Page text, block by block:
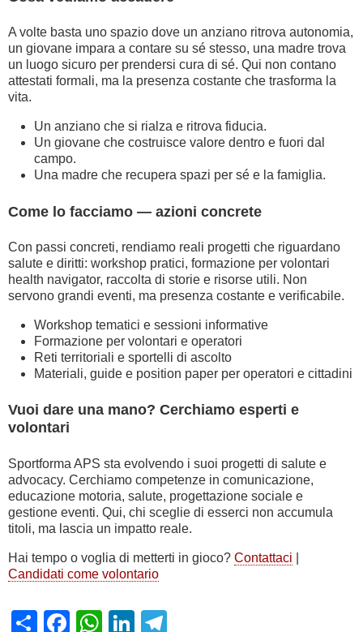
A volte basta uno spazio dove un anziano ritrova autonomia,
un giovane impara a contare su sé stesso, una madre trova
un luogo sicuro per prendersi cura di sé. Qui non contano
attestati formali, ma la presenza costante che trasforma la
vita.
Un anziano che si rialza e ritrova fiducia.
Un giovane che costruisce valore dentro e fuori dal
campo.
Una madre che recupera spazi per sé e la famiglia.
Come lo facciamo — azioni concrete
Con passi concreti, rendiamo reali progetti che riguardano
salute e diritti: workshop pratici, formazione per volontari
health navigator, raccolta di storie e risorse utili. Non
servono grandi eventi, ma presenza costante e verificabile.
Workshop tematici e sessioni informative
Formazione per volontari e operatori
Reti territoriali e sportelli di ascolto
Materiali, guide e position paper per operatori e cittadini
Vuoi dare una mano? Cerchiamo esperti e
volontari
Sportforma APS sta evolvendo i suoi progetti di salute e
advocacy. Cerchiamo competenze in comunicazione,
educazione motoria, salute, progettazione sociale e
gestione eventi. Qui, chi sceglie di esserci non accumula
titoli, ma lascia un impatto reale.
Hai tempo o voglia di metterti in gioco? Contattaci
Candidati come volontario
ShareFacebook
WhatsApp
LinkedIn